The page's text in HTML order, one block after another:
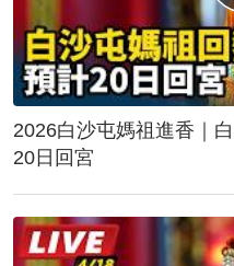
2026白沙屯媽祖進香｜
20日回宮